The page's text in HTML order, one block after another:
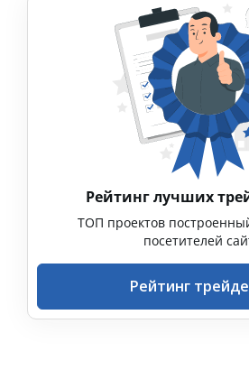
Рейтинг лучших
ТОП проектов
посетителей
Рейтинг